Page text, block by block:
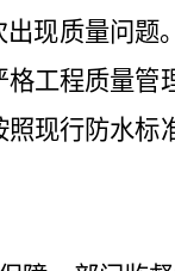
现质量问题
工程质量管
现行防水标